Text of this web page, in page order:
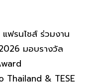
รนไชส์ ร่วมงาน
มอบรางวัล
Thailand & TESE